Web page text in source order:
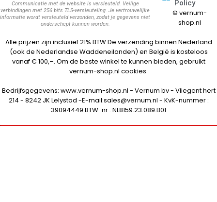
Communicatie met de website is versleuteld. Veilige
verbindingen met 256 bits TLS-versleuteling. Je vertrouwelijke
informatie wordt versleuteld verzonden, zodat je gegevens niet
onderschept kunnen worden.
Policy
© vernum-
shop.nl
Alle prijzen zijn inclusief 21% BTW De verzending binnen Nederland
(ook de Nederlandse Waddeneilanden) en België is kosteloos
vanaf € 100,–. Om de beste winkel te kunnen bieden, gebruikt
vernum-shop.nl cookies.
Bedrijfsgegevens: www.vernum-shop.nl - Vernum bv - Vliegent hert
214 - 8242 JK Lelystad -E-mail:sales@vernum.nl - KvK-nummer :
39094449 BTW-nr : NL8159.23.089.B01